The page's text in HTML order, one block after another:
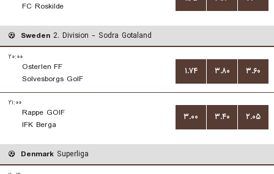
FC Roskilde
Sweden 2. Division - Sodra Gotaland
۲۰:۰۰
Osterlen FF
Solvesborgs GoIF
۱.۷۴ ۳.۸۰ ۳.۶۰
۲۱:۰۰
Rappe GOIF
IFK Berga
۳.۰۰ ۳.۴۰ ۲.۰۵
Denmark Superliga